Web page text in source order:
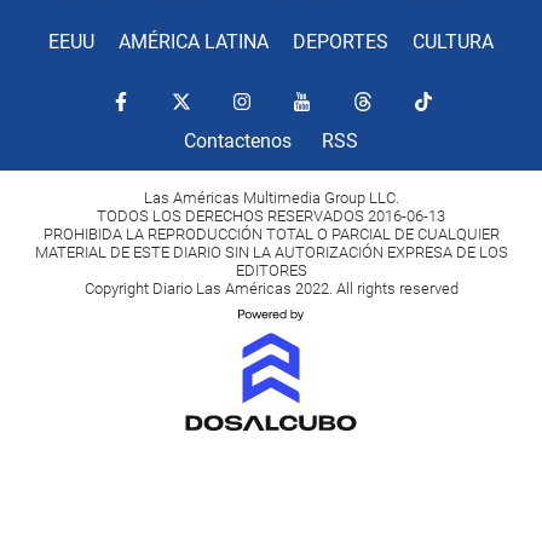
EEUU AMÉRICA LATINA DEPORTES CULTURA
Contactenos RSS
Las Américas Multimedia Group LLC.
TODOS LOS DERECHOS RESERVADOS 2016-06-13
PROHIBIDA LA REPRODUCCIÓN TOTAL O PARCIAL DE CUALQUIER
MATERIAL DE ESTE DIARIO SIN LA AUTORIZACIÓN EXPRESA DE LOS
EDITORES
Copyright Diario Las Américas 2022. All rights reserved